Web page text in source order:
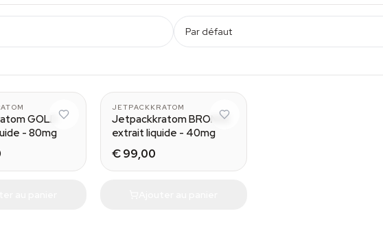
Par défaut
30 ml
GOLD
- 80mg
30 ml
JETPACKKRATOM
Jetpackkratom BRONZE
extrait liquide - 40mg
€ 99,00